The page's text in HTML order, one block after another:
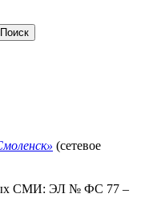
(сетевое
СМИ: ЭЛ № ФС 77 –